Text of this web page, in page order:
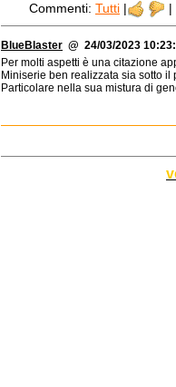
Commenti: Tutti | |
BlueBlaster @ 24/03/2023
Per molti aspetti è una citazione
Miniserie ben realizzata sia sotto il
Particolare nella sua mistura di